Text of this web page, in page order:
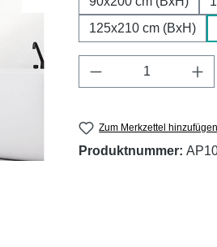
125x210 cm (BxH)
Produkt
Zum Merkzettel hinzufügen
Produktnummer: